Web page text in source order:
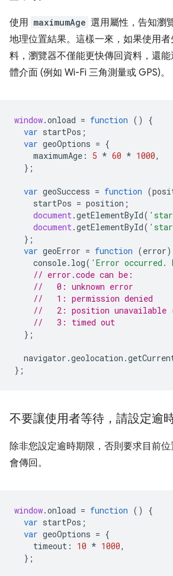
使用 maximumAge 選用屬性，告知瀏
地理位置結果。這樣一來，如果使用
料，瀏覽器不僅能更快傳回資料，還
體介面 (例如 Wi-Fi 三角測量或 GPS)。
window.onload = function ()
{
var startPos ;
var geoOptions = {
maximumAge : 5 * 60 * 1000,
};
var geoSuccess = function (
startPos = position ;
document .getElementById(
document .getElementById(
};
var geoError = function (error)
console. log( 'Error occurred.
// error.code can be:
//   0: unknown error
//   1: permission denied
//   2: position unavailable
//   3: timed out
};
navigator .geolocation .
};
不要讓使用者等待，請設定逾
除非您設定逾時期限，否則要求目前
會傳回。
window.onload = function ()
{
var startPos ;
var geoOptions = {
timeout : 10 * 1000,
};